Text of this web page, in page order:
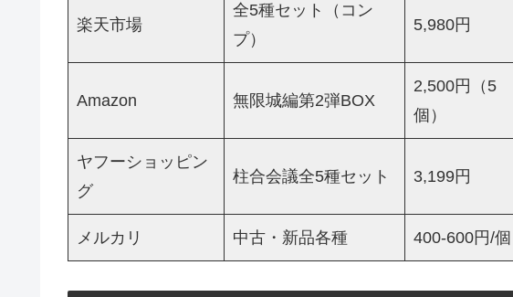
楽天市場
全5種セット（コン
プ）
5,980円
Amazon 無限城編第2弾BOX
2,500円（5
個）
ヤフーショッピン
グ
柱合会議全5種セット 3,199円
メルカリ 中古・新品各種 400-600円/個